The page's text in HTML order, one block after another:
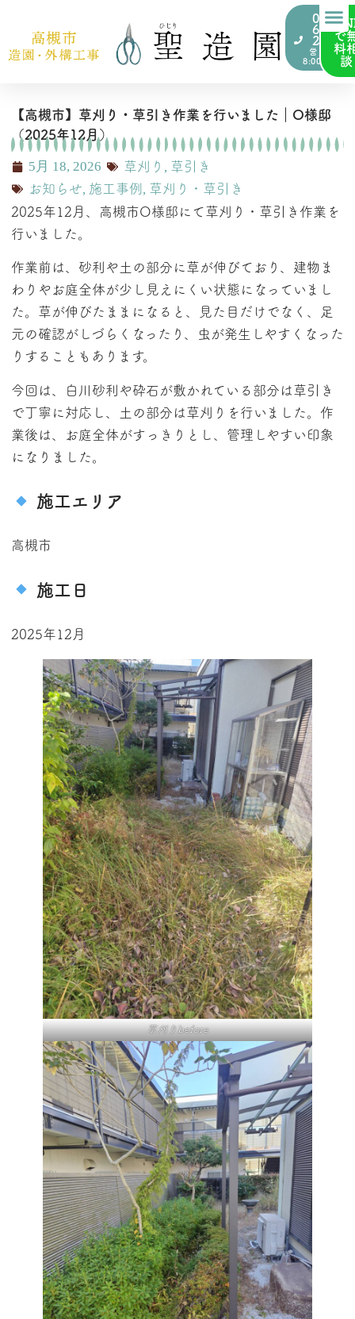
072-
676-
2000
営業時間
8:00~17:00
で
料
談
【高槻市】草刈り・草引き作業を行いました｜O様邸
（2025年12月）
5月 18, 2026 草刈り , 草引き
お知らせ, 施工事例 , 草刈り・草引き
2025年12月、高槻市O様邸にて草刈り・草引き作業を
行いました。
作業前は、砂利や土の部分に草が伸びており、建物ま
わりやお庭全体が少し見えにくい状態になっていまし
た。草が伸びたままになると、見た目だけでなく、足
元の確認がしづらくなったり、虫が発生しやすくなった
りすることもあります。
今回は、白川砂利や砕石が敷かれている部分は草引き
で丁寧に対応し、土の部分は草刈りを行いました。作
業後は、お庭全体がすっきりとし、管理しやすい印象
になりました。
施工エリア
高槻市
施工日
2025年12月
草刈りbefore